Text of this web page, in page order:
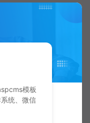
模板
统、微信